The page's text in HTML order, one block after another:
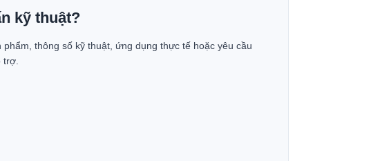
kỹ thuật?
thông số kỹ thuật, ứng dụng thực tế hoặc yêu cầu
trợ.